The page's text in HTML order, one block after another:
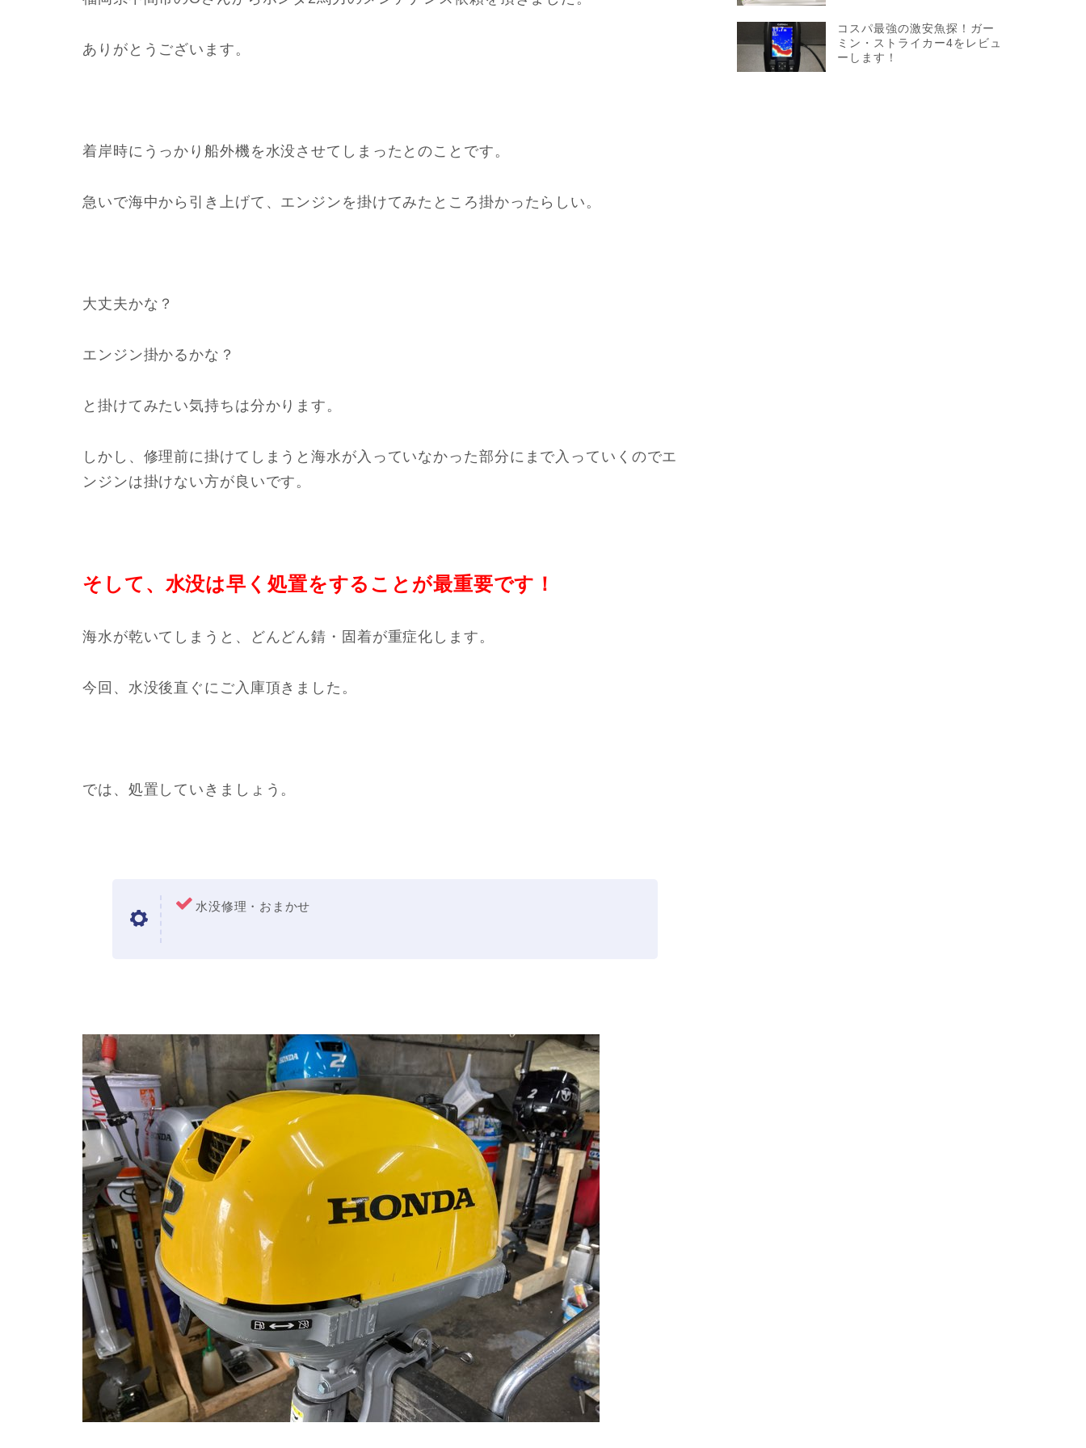
ありがとうございます。
着岸時にうっかり船外機を水没させてしまったとのことです。
急いで海中から引き上げて、エンジンを掛けてみたところ掛かったらしい。
大丈夫かな？
エンジン掛かるかな？
と掛けてみたい気持ちは分かります。
しかし、修理前に掛けてしまうと海水が入っていなかった部分にまで入っていくのでエ
ンジンは掛けない方が良いです。
そして、水没は早く処置をすることが最重要です！
海水が乾いてしまうと、どんどん錆・固着が重症化します。
今回、水没後直ぐにご入庫頂きました。
では、処置していきましょう。
水没修理・おまかせ
コスパ最強の激安魚探！ガー
ミン・ストライカー4をレビュ
ーします！